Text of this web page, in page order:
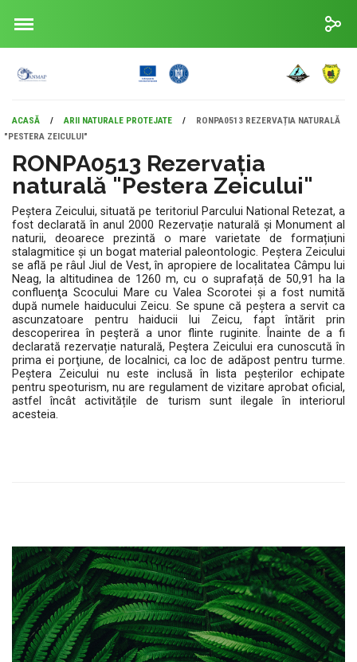
ACASĂ / ARII NATURALE PROTEJATE /
RONPA0513 REZERVAȚIA NATURALĂ
"PESTERA ZEICULUI"
RONPA0513 Rezervația
naturală "Pestera Zeicului"
Peștera Zeicului, situată pe teritoriul Parcului National Retezat, a
fost declarată în anul 2000 Rezervație naturală și Monument al
naturii, deoarece prezintă o mare varietate de formațiuni
stalagmitice și un bogat material paleontologic. Peștera Zeicului
se află pe râul Jiul de Vest, în apropiere de localitatea Câmpu lui
Neag, la altitudinea de 1260 m, cu o suprafață de 50,91 ha la
confluenţa Scocului Mare cu Valea Scorotei și a fost numită
după numele haiducului Zeicu. Se spune că peștera a servit ca
ascunzatoare pentru haiducii lui Zeicu, fapt întărit prin
descoperirea în peşteră a unor flinte ruginite. Înainte de a fi
declarată rezervație naturală, Peştera Zeicului era cunoscută în
prima ei porţiune, de localnici, ca loc de adăpost pentru turme.
Peștera Zeicului nu este inclusă în lista peșterilor echipate
pentru speoturism, nu are regulament de vizitare aprobat oficial,
astfel încât activitățile de turism sunt ilegale în interiorul
acesteia.